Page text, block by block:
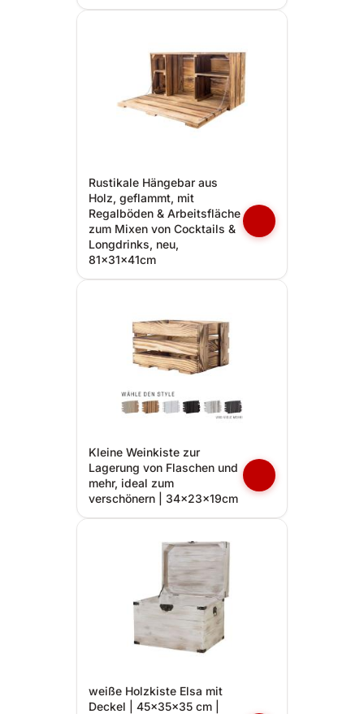
Rustikale Hängebar aus
Holz, geflammt, mit
Regalböden & Arbeitsfläche
zum Mixen von Cocktails &
Longdrinks, neu,
81x31x41cm
Kleine Weinkiste zur
Lagerung von Flaschen und
mehr, ideal zum
verschönern | 34x23x19cm
weiße Holzkiste Elsa mit
Deckel | 45x35x35 cm |